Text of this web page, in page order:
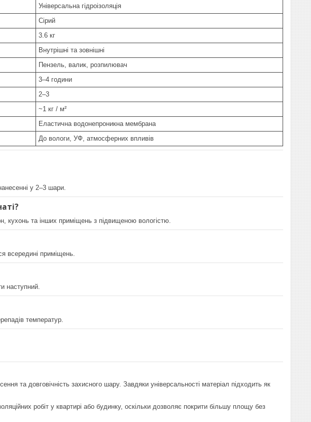
Універсальна гідроізоляція
Сірий
3.6 кг
Внутрішні та зовнішні
Пензель, валик, розпилювач
3–4 години
2–3
~1 кг / м²
Еластична водонепроникна мембрана
До вологи, УФ, атмосферних впливів
у 2–3 шари.
кухонь та інших приміщень з підвищеною вологістю.
всередині приміщень.
наступний.
температур.
та довговічність захисного шару. Завдяки універсальності матеріал підходить як
робіт у квартирі або будинку, оскільки дозволяє покрити більшу площу без